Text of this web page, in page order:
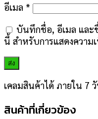
อีเมล *
บันทึกชื่อ, อีเมล และ
นี้ สำหรับการแสดงความ
เคลมสินค้าได้ ภายใน 7
สินค้าที่เกี่ยวข้อง